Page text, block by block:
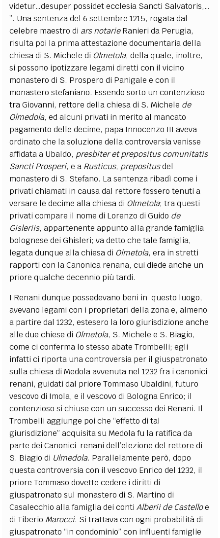
videtur…desuper possidet ecclesia Sancti Salvatoris,…
”. Una sentenza del 6 settembre 1215, rogata dal
celebre maestro di ars notarieRanieri da Perugia,
risulta poi la prima attestazione documentaria della
chiesa di S. Michele di Olmetola, della quale, inoltre,
si possono ipotizzare legami diretti con il vicino
monastero di S. Prospero di Panigale e con il
monastero stefaniano. Essendo sorto un contenzioso
tra Giovanni, rettore della chiesa di S. Michele de
Olmedola, ed alcuni privati in merito al mancato
pagamento delle decime, papa Innocenzo III aveva
ordinato che la soluzione della controversia venisse
affidata a Ubaldo, presbiter et prepositus comunitatis
Sancti Prosperi, e a Rusticus, prepositusdel
monastero di S. Stefano. La sentenza ribadì come i
privati chiamati in causa dal rettore fossero tenuti a
versare le decime alla chiesa di Olmetola; tra questi
privati compare il nome di Lorenzo di Guido de
Gisleriis, appartenente appunto alla grande famiglia
bolognese dei Ghisleri; va detto che tale famiglia,
legata dunque alla chiesa di Olmetola, era in stretti
rapporti con la Canonica renana, cui diede anche un
priore qualche decennio più tardi.
I Renani dunque possedevano beni in questo luogo,
avevano legami con i proprietari della zona e, almeno
a partire dal 1232, estesero la loro giurisdizione anche
alle due chiese di Olmetola, S. Michele e S. Biagio,
come ci conferma lo stesso abate Trombelli; egli
infatti ci riporta una controversia per il giuspatronato
sulla chiesa di Medola avvenuta nel 1232 fra i canonici
renani, guidati dal priore Tommaso Ubaldini, futuro
vescovo di Imola, e il vescovo di Bologna Enrico; il
contenzioso si chiuse con un successo dei Renani. Il
Trombelli aggiunge poi che “effetto di tal
giurisdizione” acquisita su Medola fu la ratifica da
parte dei Canonici renani dell’elezione del rettore di
S. Biagio di Ulmedola. Parallelamente però, dopo
questa controversia con il vescovo Enrico del 1232, il
priore Tommaso dovette cedere i diritti di
giuspatronato sul monastero di S. Martino di
Casalecchio alla famiglia dei contiAlberii de Castelloe
di Tiberio Marocci. Si trattava con ogni probabilità di
giuspatronato “in condominio” con influenti famiglie